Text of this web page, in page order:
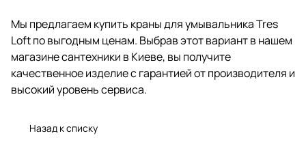
Мы предлагаем купить краны для умывальника Tres
Loft по выгодным ценам. Выбрав этот вариант в нашем
магазине сантехники в Киеве, вы получите
качественное изделие с гарантией от производителя и
высокий уровень сервиса.
Назад к списку